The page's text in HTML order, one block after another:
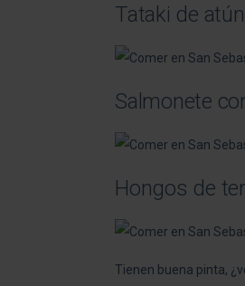
Tataki de
Salmonete
Hongos de
Tienen buena pinta,